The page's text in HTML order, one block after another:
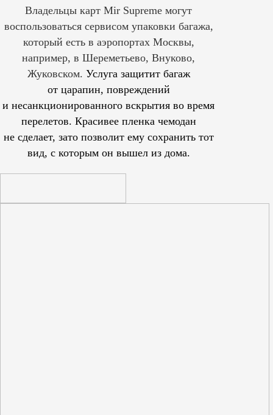
Владельцы карт Mir Supreme могут
воспользоваться сервисом упаковки багажа,
который есть в аэропортах Москвы,
например, в Шереметьево, Внуково,
Жуковском. Услуга защитит багаж
от царапин, повреждений
и несанкционированного вскрытия во время
перелетов. Красивее пленка чемодан
не сделает, зато позволит ему сохранить тот
вид, с которым он вышел из дома.